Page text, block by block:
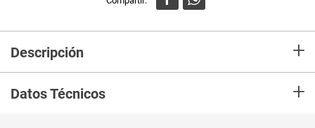
Descripción +
Datos Técnicos +